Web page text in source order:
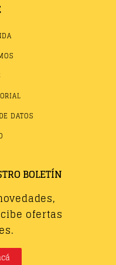
DATOS
BOLETÍN
ofertas